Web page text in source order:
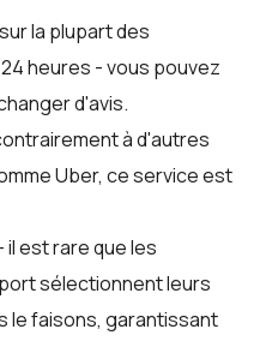
la plupart des
heures - vous pouvez
d'avis.
à d'autres
Uber, ce service est
est rare que les
sélectionnent leurs
le faisons, garantissant